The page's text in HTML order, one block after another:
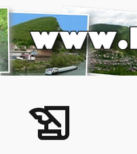
history_edu